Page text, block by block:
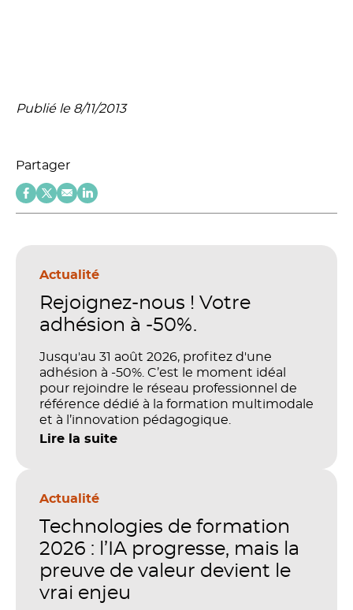
Publié le 8/11/2013
Partager
Actualité
Rejoignez-nous ! Votre
adhésion à -50%.
Jusqu'au 31 août 2026, profitez d'une
adhésion à -50%. C’est le moment idéal
pour rejoindre le réseau professionnel de
référence dédié à la formation multimodale
et à l’innovation pédagogique.
Lire la suite
Actualité
Technologies de formation
2026 : l’IA progresse, mais la
preuve de valeur devient le
vrai enjeu